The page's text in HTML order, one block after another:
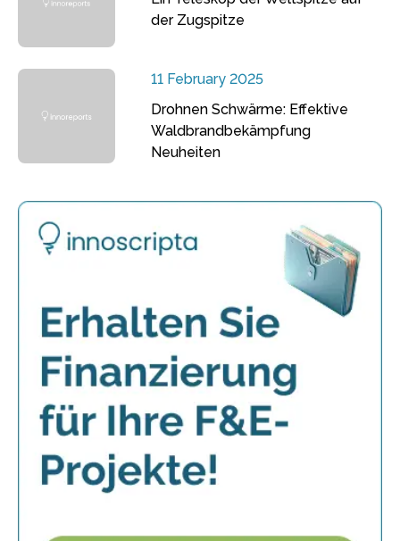
der Zugspitze
11 February 2025
Drohnen Schwärme: Effektive
Waldbrandbekämpfung
Neuheiten